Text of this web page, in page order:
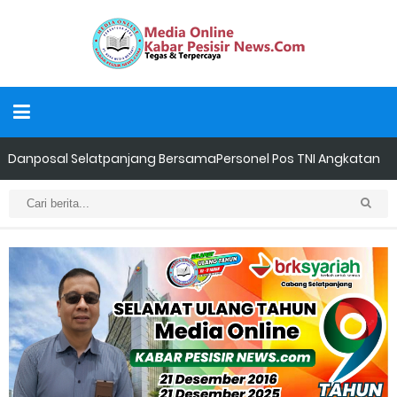
Danposal Selatpanjang BersamaPersonel Pos TNI Angkatan
Laut (Posal) Selatpanjang melaksanakan kegiatan sosial
berupa pengecatan dua unit rumah warga di kawasan
nelayan
LAMR Kepulauan Meranti Apresiasi Ekspedisi Merah Putih Presisi
Polda Riau yang Bernuansa Melayu